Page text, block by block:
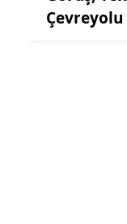
Çevreyolu